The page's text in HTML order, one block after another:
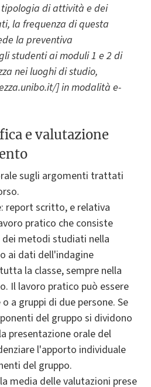
di attività e dei
la frequenza di questa
la preventiva
studenti ai moduli 1 e 2 di
nei luoghi di studio,
] in modalità e-
e valutazione
sugli argomenti trattati
report scritto, e relativa
pratico che consiste
dei metodi studiati nella
ai dati dell'indagine
la classe, sempre nella
Il lavoro pratico può essere
a gruppi di due persone. Se
del gruppo si dividono
presentazione orale del
l'apporto individuale
del gruppo.
media delle valutazioni prese